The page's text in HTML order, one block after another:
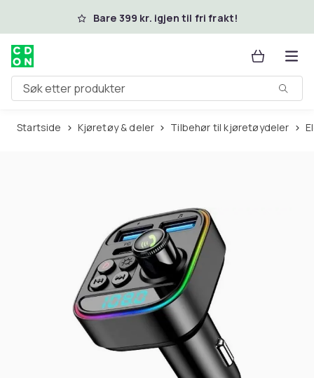
Hopp til hovedinnholdBare 399 kr. igjen til fri frakt!
Søk etter produkter
Startside Kjøretøy & deler Tilbehør til kjøretøydeler